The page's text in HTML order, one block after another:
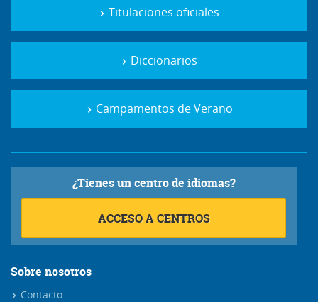
Titulaciones oficiales
Diccionarios
Campamentos de Verano
¿Tienes un centro de idiomas?
ACCESO A CENTROS
Sobre nosotros
Contacto